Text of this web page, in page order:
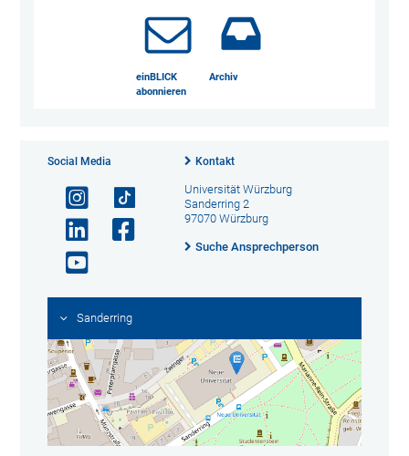
einBLICK
abonnieren
Archiv
Social Media Kontakt
Universität Würzburg
Sanderring 2
97070 Würzburg
Suche Ansprechperson
Sanderring